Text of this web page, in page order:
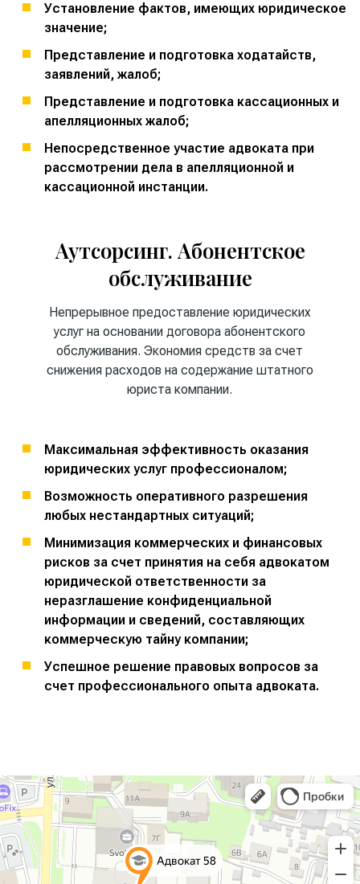
Установление фактов, имеющих юридическое
значение;
Представление и подготовка ходатайств,
заявлений, жалоб;
Представление и подготовка кассационных и
апелляционных жалоб;
Непосредственное участие адвоката при
рассмотрении дела в апелляционной и
кассационной инстанции.
Аутсорсинг. Абонентское
обслуживание
Непрерывное предоставление юридических
услуг на основании договора абонентского
обслуживания. Экономия средств за счет
снижения расходов на содержание штатного
юриста компании.
Максимальная эффективность оказания
юридических услуг профессионалом;
Возможность оперативного разрешения
любых нестандартных ситуаций;
Минимизация коммерческих и финансовых
рисков за счет принятия на себя адвокатом
юридической ответственности за
неразглашение конфиденциальной
информации и сведений, составляющих
коммерческую тайну компании;
Успешное решение правовых вопросов за
счет профессионального опыта адвоката.